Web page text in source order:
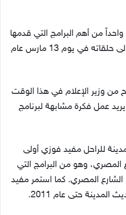
من أهم البرامج التي قدمها
مفيد فوزي والذي كانت أولى حلقاته في يوم 13 مارس عام
من وزير الإعلام في هذا الوقت
عمل فكرة مشابهة لبرنامج
للراحل مفيد فوزي أولى
المصري، وهو من البرامج التي
المصري. كما استمر مفيد
حتى عام 2011.